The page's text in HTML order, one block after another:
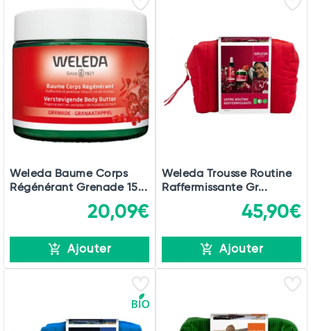
Weleda Baume Corps
Régénérant Grenade 15...
20,09€
Ajouter
Weleda Trousse Routine
Raffermissante Gr...
45,90€
Ajouter